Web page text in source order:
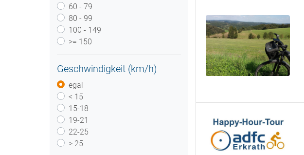
60 - 79
80 - 99
100 - 149
>= 150
Geschwindigkeit (km/h)
egal
< 15
15-18
19-21
22-25
> 25